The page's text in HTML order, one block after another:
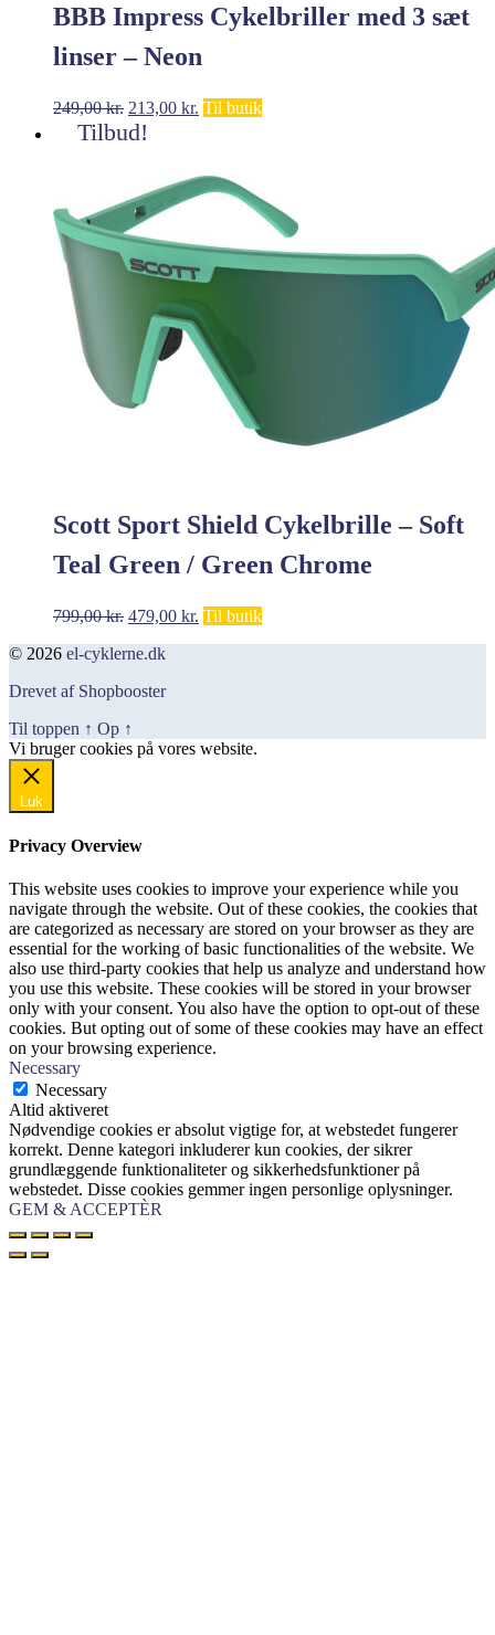
BBB Impress Cykelbriller med 3 sæt
linser – Neon
249,00kr. Den
oprindelige
pris
249,00 kr..
213,00 kr. Den
213,00 kr..
Til butik
Tilbud!
Scott Sport Shield Cykelbrille – Soft
Teal Green / Green Chrome
799,00kr. Den
pris
799,00 kr..
479,00 kr. Den
Til butik
© 2026 el-cyklerne.dk
Drevet af Shopbooster
Til toppen ↑ Op ↑
Vi bruger cookies på vores website.
Luk
Privacy Overview
This website uses cookies to improve your experience while you
navigate through the website. Out of these cookies, the cookies that
are categorized as necessary are stored on your browser as they are
essential for the working of basic functionalities of the website. We
also use third-party cookies that help us analyze and understand how
you use this website. These cookies will be stored in your browser
only with your consent. You also have the option to opt-out of these
cookies. But opting out of some of these cookies may have an effect
on your browsing experience.
Necessary
Necessary
Altid aktiveret
Nødvendige cookies er absolut vigtige for, at webstedet fungerer
korrekt. Denne kategori inkluderer kun cookies, der sikrer
grundlæggende funktionaliteter og sikkerhedsfunktioner på
webstedet. Disse cookies gemmer ingen personlige oplysninger.
GEM & ACCEPTÈR